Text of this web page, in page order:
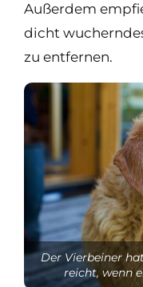
Außerdem
dicht
zu entfernen.
Der Vierbeiner
reicht, wenn